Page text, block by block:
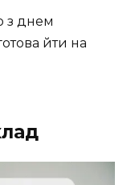
з днем
йти на